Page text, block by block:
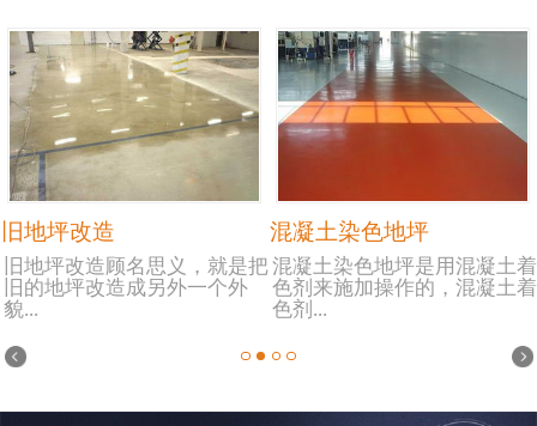
旧地坪改造
旧地坪改造顾名思义，就是把
旧的地坪改造成另外一个外
貌...
混凝土染色地坪
混凝土染色地坪是用混凝土着
色剂来施加操作的，混凝土着
色剂...